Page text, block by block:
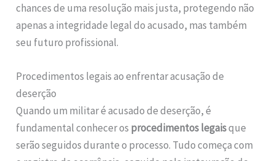
chances de uma resolução mais justa, protegendo não
apenas a integridade legal do acusado, mas também
seu futuro profissional.
Procedimentos legais ao enfrentar acusação de
deserção
Quando um militar é acusado de deserção, é
fundamental conhecer os procedimentos legaisque
serão seguidos durante o processo. Tudo começa com